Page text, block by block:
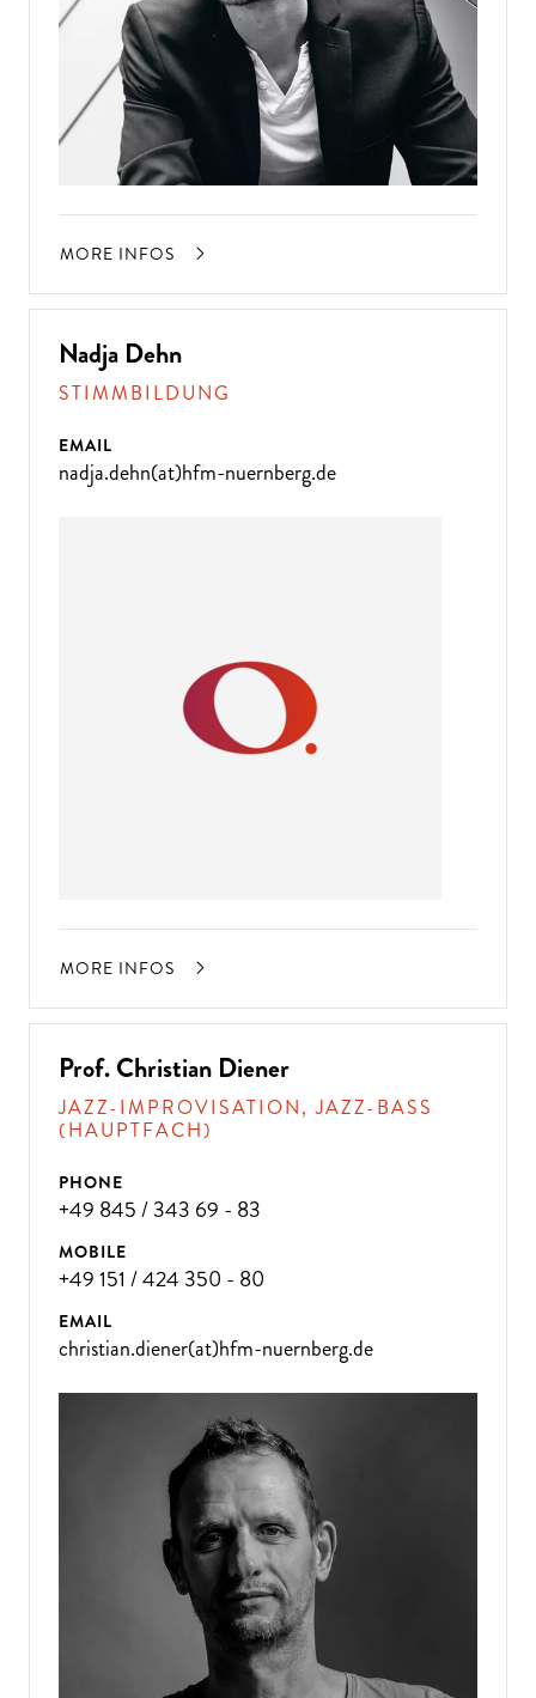
MORE INFOS
Nadja Dehn
STIMMBILDUNG
EMAIL
nadja.dehn(at)hfm-nuernberg.de
MORE INFOS
Prof. Christian Diener
JAZZ-IMPROVISATION, JAZZ-BASS
(HAUPTFACH)
PHONE
+49 845 / 343 69 - 83
MOBILE
+49 151 / 424 350 - 80
EMAIL
christian.diener(at)hfm-nuernberg.de